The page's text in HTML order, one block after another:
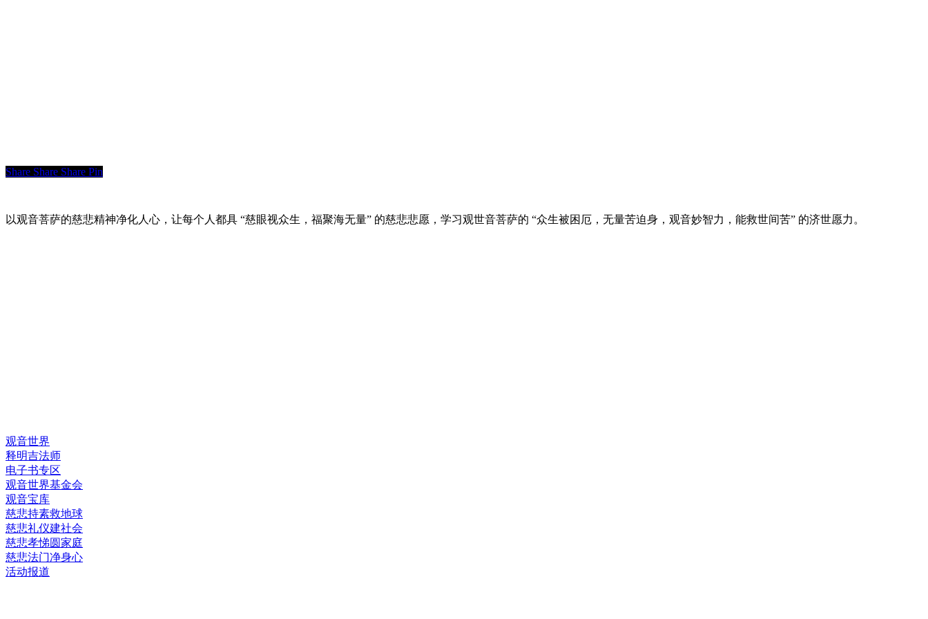
Share Share Share Pin
以观音菩萨的慈悲精神净化人心，让每个人都具 “慈眼视众生，福聚海无量” 的慈悲悲愿，学习观世音菩萨的 “众生被困厄，无量苦迫身，观音妙智力，能救世间苦” 的济世愿力。
观音世界
释明吉法师
电子书专区
观音世界基金会
观音宝库
慈悲持素救地球
慈悲礼仪建社会
慈悲孝悌圆家庭
慈悲法门净身心
活动报道